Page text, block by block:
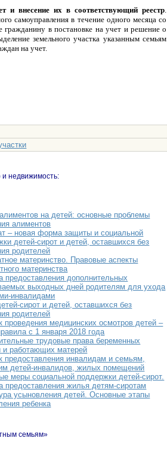
и внесение их в соответствующий реестр
самоуправления в течение одного месяца со
гражданину в постановке на учет и решение о
земельного участка указанным семьям
на учет.
и недвижимость:
на детей: основные проблемы
алиментов
– новая форма защиты и социальной
детей-сирот и детей, оставшихся без
родителей
материнство. Правовые аспекты
материнства
предоставления дополнительных
выходных дней родителям для ухода
инвалидами
сирот и детей, оставшихся без
родителей
проведения медицинских осмотров детей –
с 1 января 2018 года
трудовые права беременных
работающих матерей
предоставления инвалидам и семьям,
детей-инвалидов, жилых помещений
меры социальной поддержки детей-сирот.
предоставления жилья детям-сиротам
усыновления детей. Основные этапы
ребенка
семьям»